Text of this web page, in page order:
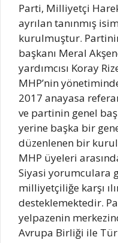
Parti, Milliyetçi
ayrılan tanınmış
kurulmuştur.
başkanı Meral
yardımcısı Koray
MHP’nin
2017 anayasa
ve partinin genel
yerine başka bir
düzenlenen bir
MHP üyeleri
Siyasi yorumculara
milliyetçiliğe karşı
desteklemektedir.
yelpazenin
Avrupa Birliği ile